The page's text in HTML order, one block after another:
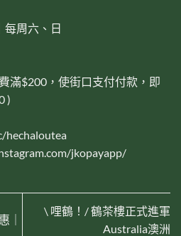
周六、日
滿$200，使街口支付付款，即
)
hechaloutea
jkopayapp/
｜
\ 哩鶴！/ 鶴茶樓正式進軍
Australia澳洲